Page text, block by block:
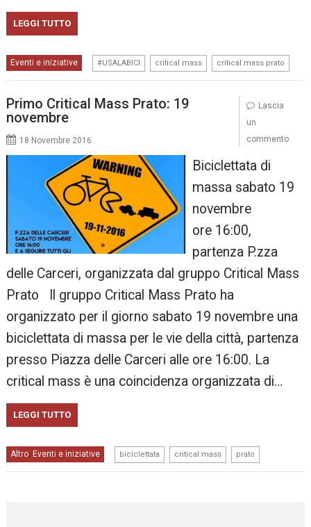
LEGGI TUTTO
Eventi e iniziative #USALABICI critical mass critical mass prato
Primo Critical Mass Prato: 19
novembre
18 Novembre 2016
Biciclettata di
massa sabato 19
novembre
ore 16:00,
partenza P.zza
delle Carceri, organizzata dal gruppo Critical Mass
Prato Il gruppo Critical Mass Prato ha
organizzato per il giorno sabato 19 novembre una
biciclettata di massa per le vie della città, partenza
presso Piazza delle Carceri alle ore 16:00. La
critical mass è una coincidenza organizzata di…
LEGGI TUTTO
Altro, Eventi e iniziative biciclettata critical mass prato
Lascia
un
commento